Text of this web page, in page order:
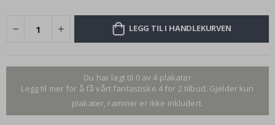
LEGG TIL I HANDLEKURVEN
Du har lagt til 0 av 4 plakater
Legg til mer for å få vårt fantastiske 4 for 2 tilbud. Gjelder kun
plakater, rammer er ikke inkludert.